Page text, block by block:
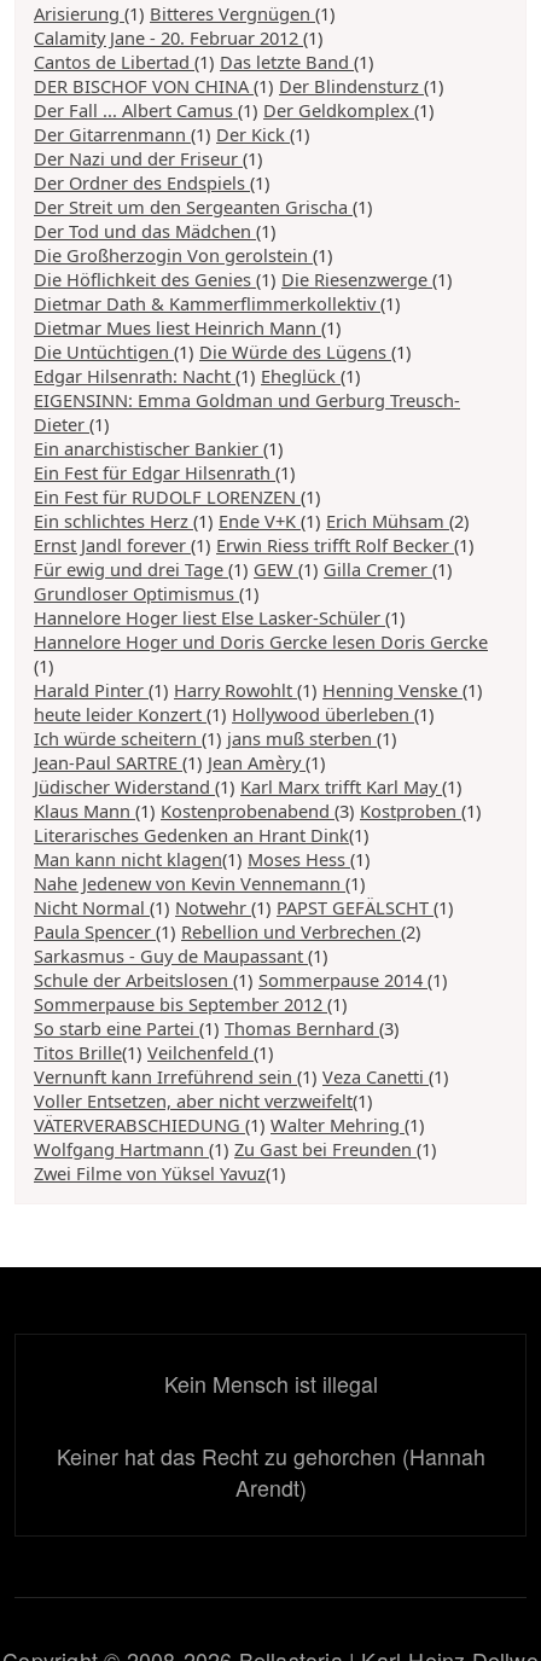
Arisierung (1) Bitteres Vergnügen (1)
Calamity Jane - 20. Februar 2012 (1)
Cantos de Libertad (1) Das letzte Band (1)
DER BISCHOF VON CHINA(1) Der Blindensturz (1)
Der Fall ... Albert Camus (1) Der Geldkomplex (1)
Der Gitarrenmann (1) Der Kick (1)
Der Nazi und der Friseur (1)
Der Ordner des Endspiels (1)
Der Streit um den Sergeanten Grischa (1)
Der Tod und das Mädchen (1)
Die Großherzogin Von gerolstein (1)
Die Höflichkeit des Genies (1) Die Riesenzwerge (1)
Dietmar Dath & Kammerflimmerkollektiv(1)
Dietmar Mues liest Heinrich Mann (1)
Die Untüchtigen (1) Die Würde des Lügens (1)
Edgar Hilsenrath: Nacht (1) Eheglück (1)
EIGENSINN: Emma Goldman und Gerburg Treusch-
Dieter (1)
Ein anarchistischer Bankier (1)
Ein Fest für Edgar Hilsenrath (1)
Ein Fest für RUDOLF LORENZEN (1)
Ein schlichtes Herz (1) Ende V+K (1) Erich Mühsam (2)
Ernst Jandl forever (1) Erwin Riess trifft Rolf Becker (1)
Für ewig und drei Tage (1) GEW (1) Gilla Cremer (1)
Grundloser Optimismus (1)
Hannelore Hoger liest Else Lasker-Schüler (1)
Hannelore Hoger und Doris Gercke lesen Doris Gercke
(1)
Harald Pinter (1) Harry Rowohlt (1) Henning Venske (1)
heute leider Konzert (1) Hollywood überleben (1)
Ich würde scheitern (1) jans muß sterben (1)
Jean-Paul SARTRE (1) Jean Amèry(1)
Jüdischer Widerstand (1) Karl Marx trifft Karl May(1)
Klaus Mann (1) Kostenprobenabend (3) Kostproben (1)
Literarisches Gedenken an Hrant Dink(1)
Man kann nicht klagen(1) Moses Hess (1)
Nahe Jedenew von Kevin Vennemann (1)
Nicht Normal (1) Notwehr (1) PAPST GEFÄLSCHT (1)
Paula Spencer (1) Rebellion und Verbrechen (2)
Sarkasmus - Guy de Maupassant (1)
Schule der Arbeitslosen (1) Sommerpause 2014 (1)
Sommerpause bis September 2012 (1)
So starb eine Partei (1) Thomas Bernhard (3)
Titos Brille(1) Veilchenfeld (1)
Vernunft kann Irreführend sein (1) Veza Canetti (1)
Voller Entsetzen, aber nicht verzweifelt(1)
VÄTERVERABSCHIEDUNG (1) Walter Mehring (1)
Wolfgang Hartmann (1) Zu Gast bei Freunden (1)
Zwei Filme von Yüksel Yavuz(1)
Kein Mensch ist illegal
Keiner hat das Recht zu gehorchen (Hannah
Arendt)